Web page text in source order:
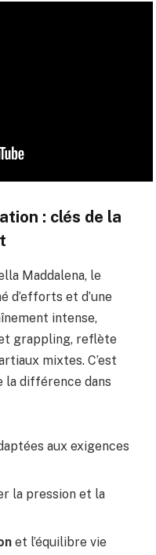
: clés de la
Maddalena, le
d’efforts et d’une
intense,
grappling, reflète
mixtes. C’est
différence dans
aux exigences
la pression et la
et l’équilibre vie